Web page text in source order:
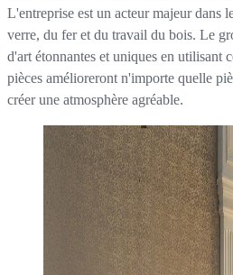
L'entreprise est un acteur majeur dans
verre, du fer et du travail du bois. Le
d'art étonnantes et uniques en utilisant
pièces amélioreront n'importe quelle
créer une atmosphère agréable.